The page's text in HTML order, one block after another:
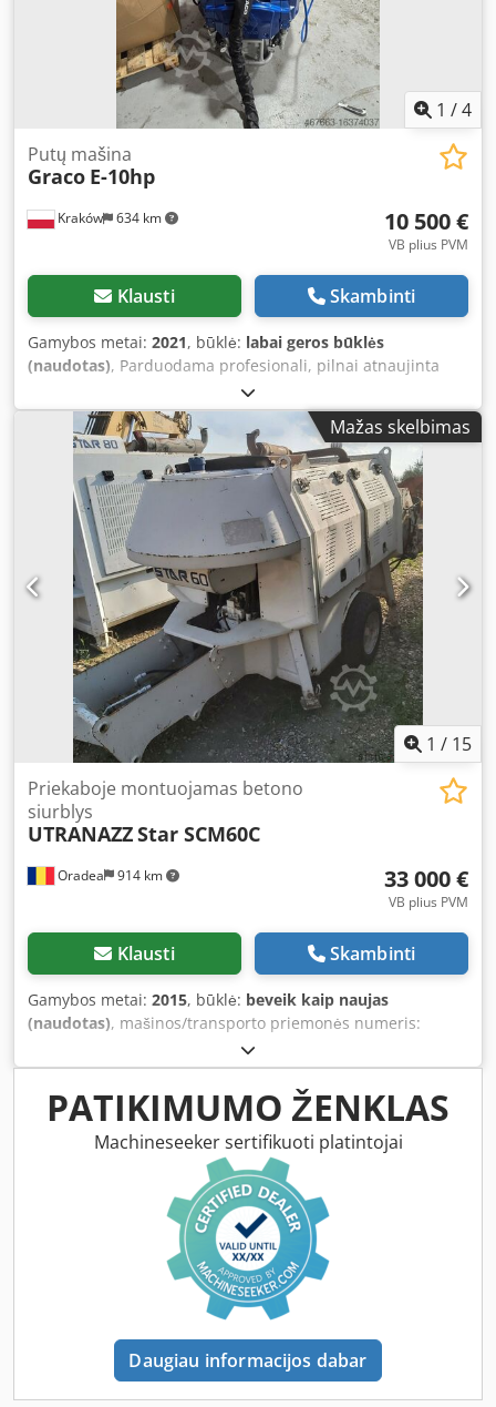
1 /4
Kraków 634 km
Putų mašina
Graco E-10hp
10 500 €
VB plius PVM
Klausti Skambinti
Gamybos metai: 2021, būklė: labai geros būklės
(naudotas), Parduodama profesionali, pilnai atnaujinta
Graco E-10 hp putų purškimo mašina. 6 mėnesių garantija
Komplektą sudaro: Pilnai atnaujinta E10hp 12 mėnesių
GARANTIJA Crodpfjtx Akzjx Aqgof Naujos šildomos
medžiagų žarnos su temperatūros jutikliu, kaip didelėje
mašinoje, 33 m ilgio, aukšto slėgio Atnaujintas Graco
Fusion PC pistoletas su 2 naujais įdėklais Naujas žarnų
šildymo valdymo modulis Jei susidomėjote Graco E-10hp
mašinos pirkimu ar norite gauti daugiau informacijos,
prašome susisiekti telefonu arba el. paštu. Taip pat
teikiame Graco servisą, parduodame Graco atsargines
dalis ir atliekame techninį aptarnavimą kliento vietoje. Jei
reikia techninės ar serviso pagalbos, esame jūsų
paslaugoms. Nuoširdžiai rekomenduojame ir kviečiame
bendradarbiauti!
Mažas skelbimas
1 / 15
Oradea 914 km
Priekaboje montuojamas betono
siurblys
UTRANAZZStar SCM60C
33 000 €
VB plius PVM
Klausti Skambinti
Gamybos metai: 2015, būklė: beveik kaip naujas
(naudotas), mašinos/transporto priemonės numeris:
, Utilizat: SERMAC model Star SCM60C,
pompă de beton montată pe trailer (2015) An de fabricație:
2015. Debit maxim: 60 m³/oră, echipată cu motor diesel
FPT-Iveco cu 4 cilindri, răcire cu apă, 108 CP. Echipată
complet cu ieșire de 7" diametru. Montată pe axă simplă,
trailer pentru tractare rapidă (numai pentru utilizare pe
șantier), cu 5 picioare de stabilizare acționate manual,
cupla de tractare tip ochi, rezervor de apă separat cu
sistem de apă la presiune ridicată pentru spălare, sistem
de ungere automată și trusă de scule de urgență. Pompa
este în stare bună. Se vinde fără conductele de
transfer/lucru. Preț: 33.000 Euro + TVA, condiții FCA:
Oradea/România. Vânzarea se face „așa cum este”. Codpsg
Igkiefx Aqgerf Ne rezervăm dreptul la greșeli, modificări și
vânzare prealabilă. Vorbind limbi: Engleză, Germană,
Maghiară, Franceză, Română.
PATIKIMUMO ŽENKLAS
Machineseeker sertifikuoti platintojai
Daugiau informacijos dabar